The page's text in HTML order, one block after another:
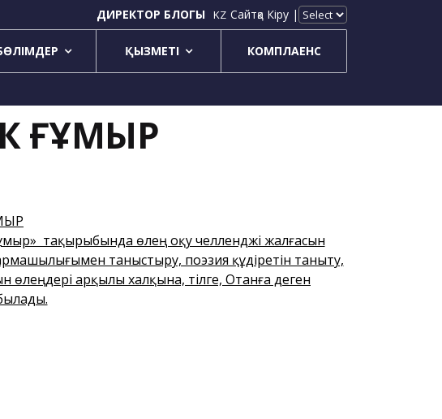
ДИРЕКТОР БЛОГЫ KZ Сайтқа Кіру |
ҚЫЗМЕТІ КОМПЛАЕНС
ҒҰМЫР
тақырыбында өлең оқу челленджі жалғасын
таныстыру, поэзия құдіретін таныту,
арқылы халқына, тілге, Отанға деген